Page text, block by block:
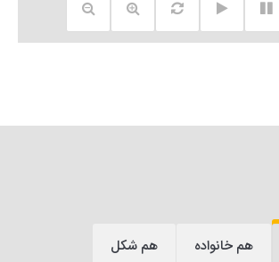
هم خانواده هم شکل